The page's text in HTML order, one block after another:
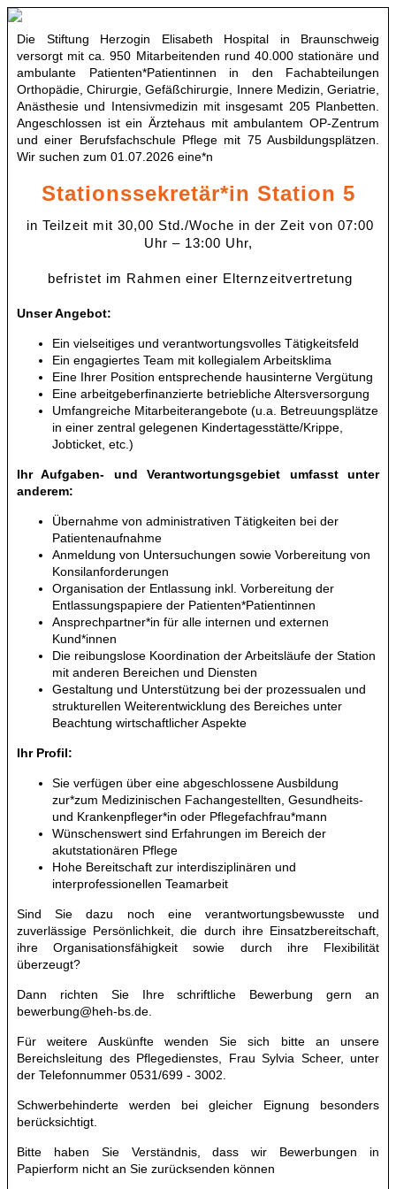
Die Stiftung Herzogin Elisabeth Hospital in Braunschweig
versorgt mit ca. 950 Mitarbeitenden rund 40.000 stationäre und
ambulante Patienten*Patientinnen in den Fachabteilungen
Orthopädie, Chirurgie, Gefäßchirurgie, Innere Medizin, Geriatrie,
Anästhesie und Intensivmedizin mit insgesamt 205 Planbetten.
Angeschlossen ist ein Ärztehaus mit ambulantem OP-Zentrum
und einer Berufsfachschule Pflege mit 75 Ausbildungsplätzen.
Wir suchen zum 01.07.2026 eine*n
Stationssekretär*in Station 5
in Teilzeit mit 30,00 Std./Woche in der Zeit von 07:00
Uhr – 13:00 Uhr,
befristet im Rahmen einer Elternzeitvertretung
Unser Angebot:
Ein vielseitiges und verantwortungsvolles Tätigkeitsfeld
Ein engagiertes Team mit kollegialem Arbeitsklima
Eine Ihrer Position entsprechende hausinterne Vergütung
Eine arbeitgeberfinanzierte betriebliche Altersversorgung
Umfangreiche Mitarbeiterangebote (u.a. Betreuungsplätze
in einer zentral gelegenen Kindertagesstätte/Krippe,
Jobticket, etc.)
Ihr Aufgaben- und Verantwortungsgebiet umfasst unter
anderem:
Übernahme von administrativen Tätigkeiten bei der
Patientenaufnahme
Anmeldung von Untersuchungen sowie Vorbereitung von
Konsilanforderungen
Organisation der Entlassung inkl. Vorbereitung der
Entlassungspapiere der Patienten*Patientinnen
Ansprechpartner*in für alle internen und externen
Kund*innen
Die reibungslose Koordination der Arbeitsläufe der Station
mit anderen Bereichen und Diensten
Gestaltung und Unterstützung bei der prozessualen und
strukturellen Weiterentwicklung des Bereiches unter
Beachtung wirtschaftlicher Aspekte
Ihr Profil:
Sie verfügen über eine abgeschlossene Ausbildung
zur*zum Medizinischen Fachangestellten, Gesundheits-
und Krankenpfleger*in oder Pflegefachfrau*mann
Wünschenswert sind Erfahrungen im Bereich der
akutstationären Pflege
Hohe Bereitschaft zur interdisziplinären und
interprofessionellen Teamarbeit
Sind Sie dazu noch eine verantwortungsbewusste und
zuverlässige Persönlichkeit, die durch ihre Einsatzbereitschaft,
ihre Organisationsfähigkeit sowie durch ihre Flexibilität
überzeugt?
Dann richten Sie Ihre schriftliche Bewerbung gern an
bewerbung@heh-bs.de.
Für weitere Auskünfte wenden Sie sich bitte an unsere
Bereichsleitung des Pflegedienstes, Frau Sylvia Scheer, unter
der Telefonnummer 0531/699 - 3002.
Schwerbehinderte werden bei gleicher Eignung besonders
berücksichtigt.
Bitte haben Sie Verständnis, dass wir Bewerbungen in
Papierform nicht an Sie zurücksenden können